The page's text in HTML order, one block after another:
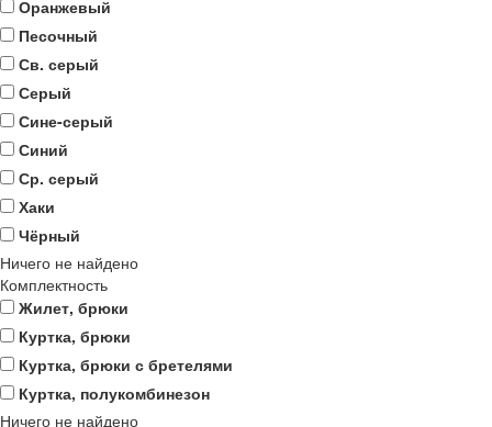
Оранжевый
Песочный
Св. серый
Серый
Сине-серый
Синий
Ср. серый
Хаки
Чёрный
Ничего не найдено
Комплектность
Жилет, брюки
Куртка, брюки
Куртка, брюки с бретелями
Куртка, полукомбинезон
Ничего не найдено